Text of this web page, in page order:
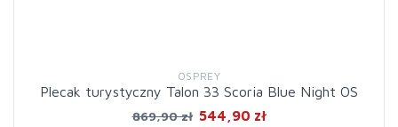
OSPREY
Plecak turystyczny Talon 33 Scoria Blue Night OS
869,90 zł 544,90 zł